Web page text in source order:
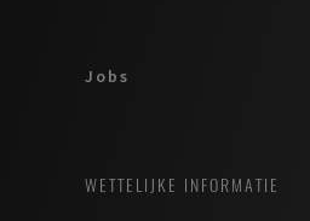
Jobs
WETTELIJKE INFORMATIE